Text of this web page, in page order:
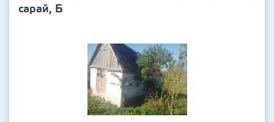
сарай, Б